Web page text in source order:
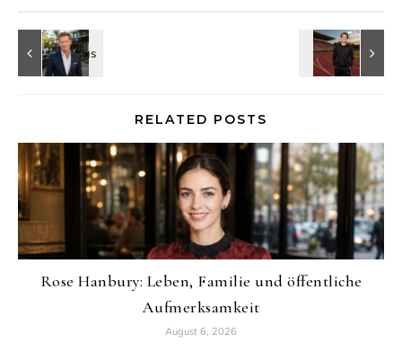
RELATED POSTS
Rose Hanbury: Leben, Familie und öffentliche
Aufmerksamkeit
August 6, 2026